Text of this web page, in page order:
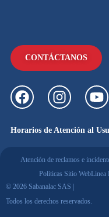
CONTÁCTANOS
Horarios de Atención al
© 2026 Sabanalac SAS |
Todos los derechos reservados.
Atención de reclamos e
Políticas Sitio WebLinea